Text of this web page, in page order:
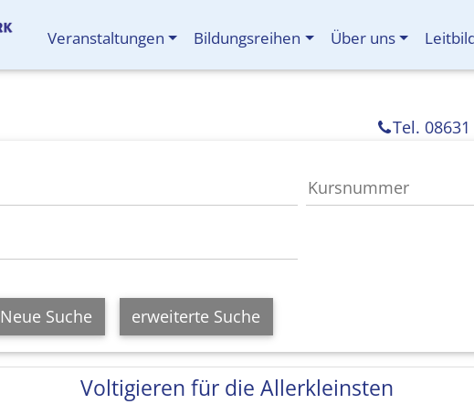
Veranstaltungen Bildungsreihen Über uns
Tel.
Neue Suche erweiterte Suche
Voltigieren für die Allerkleinsten